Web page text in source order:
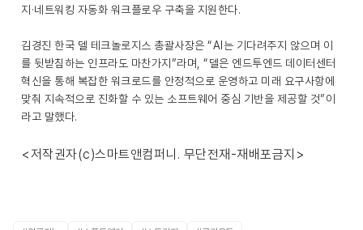
지·네트워킹 자동화 워크플로우 구축을 지원한다.
김경진 한국 델 테크놀로지스 총괄사장은 “AI는 기다려주지 않으며 이
를 뒷받침하는 인프라도 마찬가지”라며, “델은 엔드투엔드 데이터센터
혁신을 통해 복잡한 워크로드를 안정적으로 운영하고 미래 요구사항에
맞춰 지속적으로 진화할 수 있는 소프트웨어 중심 기반을 제공할 것”이
라고 말했다.
<저작권자(c)스마트앤컴퍼니. 무단전재-재배포금지>